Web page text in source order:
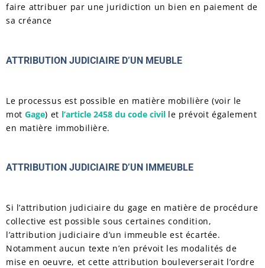
faire attribuer par une juridiction un bien en paiement de
sa créance
ATTRIBUTION JUDICIAIRE D’UN MEUBLE
Le processus est possible en matière mobilière (voir le
motGage) et l’article 2458 du code civil le prévoit également
en matière immobilière.
ATTRIBUTION JUDICIAIRE D’UN IMMEUBLE
Si l’attribution judiciaire du gage en matière de procédure
collective est possible sous certaines condition,
l’attribution judiciaire d’un immeuble est écartée.
Notamment aucun texte n’en prévoit les modalités de
mise en oeuvre, et cette attribution bouleverserait l’ordre